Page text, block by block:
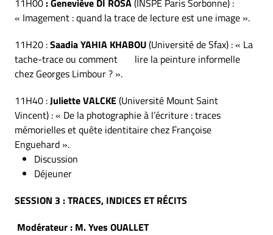
« Imagement : quand la trace de lecture est une image ».
11H20 :Saadia YAHIA KHABOU(Université de Sfax) : « La
tache-trace ou comment lire la peinture informelle
chez Georges Limbour ? ».
11H40 :Juliette VALCKE(Université Mount Saint
Vincent) : « De la photographie à l’écriture : traces
mémorielles et quête identitaire chez Françoise
Enguehard ».
Discussion
Déjeuner
SESSION 3 : TRACES, INDICES ET RÉCITS
Modérateur : M. Yves OUALLET